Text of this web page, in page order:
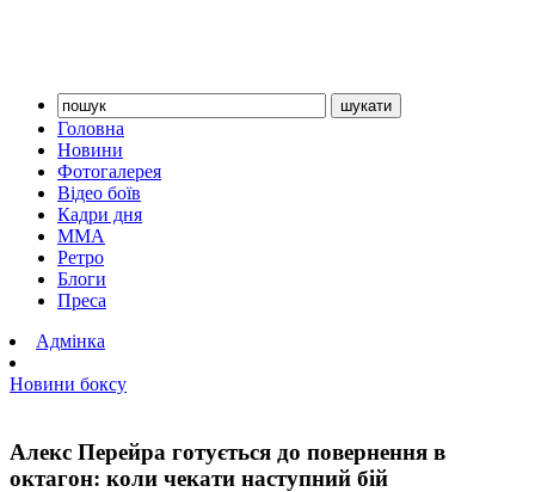
Головна
Новини
Фотогалерея
Відео боїв
Кадри дня
ММА
Ретро
Блоги
Преса
Адмінка
Новини боксу
Алекс Перейра готується до повернення в
октагон: коли чекати наступний бій